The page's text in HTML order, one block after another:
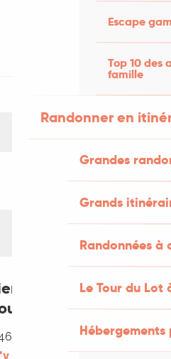
Escape
Top 10 des
famille
Randonner en
Grandes
Grands
Randonnées
Le Tour du Lot
"Sors tes
Douelle
rendre